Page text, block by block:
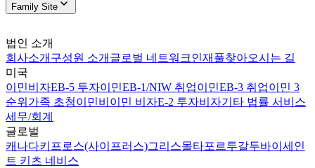
Family Site
법인 소개
회사소개 구성원 소개 글로벌 네트워크인재풀찾아오시는 길
미국
이민비자EB-5 투자이민EB-1/NIW 취업이민EB-3 취업이민 3
순위 가족 초청이민비이민 비자E-2 투자비자기타 법률 서비스
세무/회계
글로벌
캐나다키프로스(사이프러스)그리스몰타포르투갈두바이 세인
트 키츠 네비스